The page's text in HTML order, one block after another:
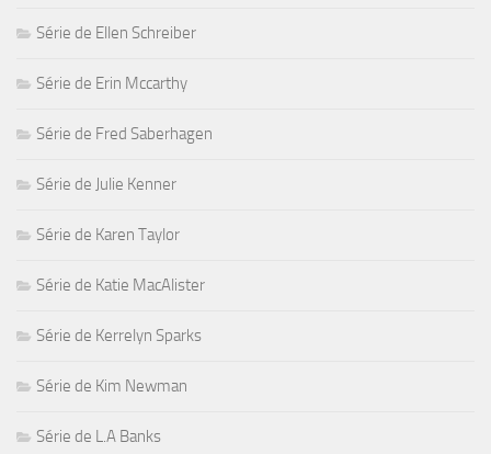
Série de Ellen Schreiber
Série de Erin Mccarthy
Série de Fred Saberhagen
Série de Julie Kenner
Série de Karen Taylor
Série de Katie MacAlister
Série de Kerrelyn Sparks
Série de Kim Newman
Série de L.A Banks